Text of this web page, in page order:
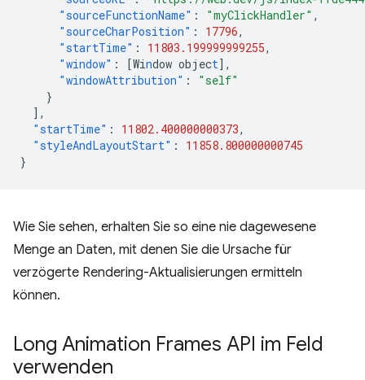
"sourceFunctionName" : "myClickHandler" ,
"sourceCharPosition" : 17796,
"startTime" : 11803.199999999255,
"window" : [Window object],
"windowAttribution" :
"self"
}
],
"startTime" : 11802.400000000373,
"styleAndLayoutStart" :
11858.800000000745
}
Wie Sie sehen, erhalten Sie so eine nie dagewesene
Menge an Daten, mit denen Sie die Ursache für
verzögerte Rendering-Aktualisierungen ermitteln
können.
Long Animation Frames API im Feld
verwenden